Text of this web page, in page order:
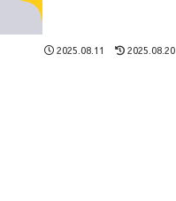
2025.08.11 2025.08.20